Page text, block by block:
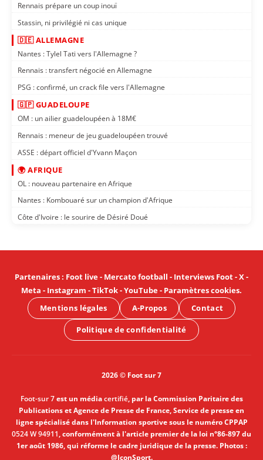
Rennais prépare un coup inouï
Stassin, ni privilégié ni cas unique
🇩🇪 ALLEMAGNE
Nantes : Tylel Tati vers l'Allemagne ?
Rennais : transfert négocié en Allemagne
PSG : confirmé, un crack file vers l'Allemagne
🇬🇵 GUADELOUPE
OM : un ailier guadeloupéen à 18M€
Rennais : meneur de jeu guadeloupéen trouvé
ASSE : départ officiel d'Yvann Maçon
🌍 AFRIQUE
OL : nouveau partenaire en Afrique
Nantes : Kombouaré sur un champion d'Afrique
Côte d'Ivoire : le sourire de Désiré Doué
Partenaires: Foot live- Mercato football - Interviews Foot-X-
Meta - Instagram -TikTok-YouTube- Paramètres cookies.
Mentions légales
A-Propos Contact
Politique de confidentialité
2026 © Foot sur 7
Foot-sur 7est un médiacertifié, par la Commission Paritaire des
Publications et Agence de Presse de France, Service de presse en
ligne spécialisé dans l'Information sportive sous le numéro CPPAP
0524 W 94911, conformément à l'article premier de la loi n°86-897 du
1er août 1986, qui réforme le cadre juridique de la presse. Photos :
@IconSport.